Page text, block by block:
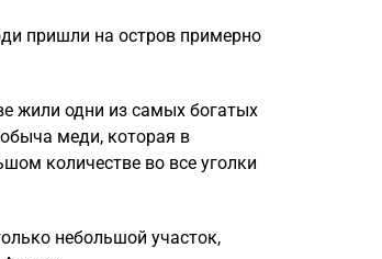
пришли на остров примерно
жили одни из самых богатых
меди, которая в
количестве во все уголки
небольшой участок,